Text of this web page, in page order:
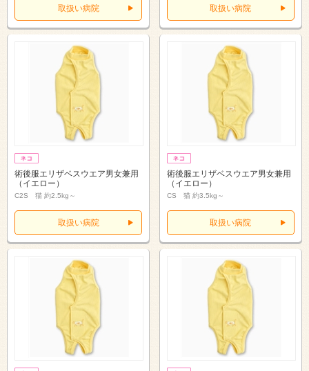
取扱い病院 取扱い病院
術後服エリザベスウエア男女兼用
（イエロー）
C2S 猫 約2.5kg～
取扱い病院
術後服エリザベスウエア男女兼用
（イエロー）
CS 猫 約3.5kg～
取扱い病院